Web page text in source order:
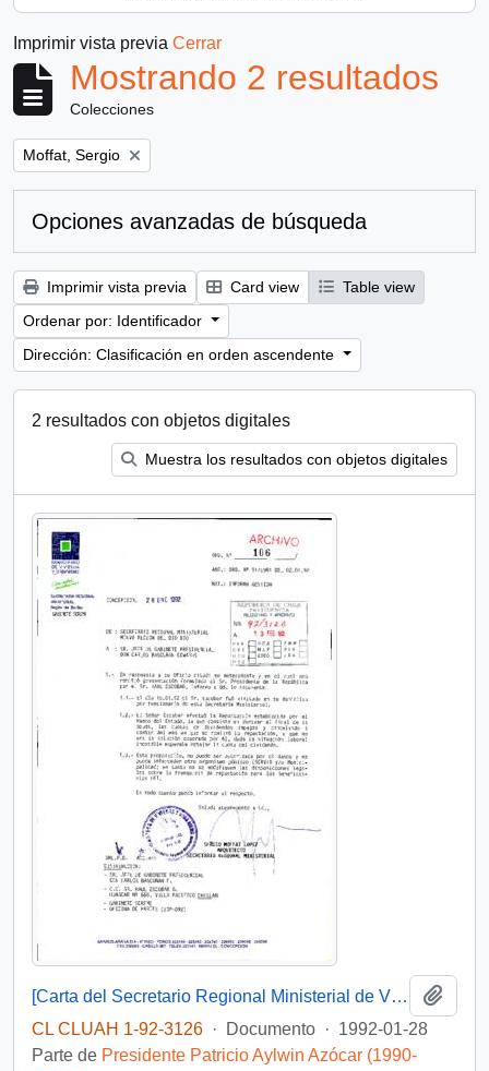
Imprimir vista previa Cerrar
Mostrando 2 resultados
Colecciones
Remove filter:
Moffat, Sergio
Opciones avanzadas de búsqueda
Imprimir vista previa Card view
Table view
Ordenar por: Identificador
Dirección: Clasificación en orden ascendente
2 resultados con objetos digitales
Muestra los resultados con objetos digitales
[Carta del Secretario Regional Ministerial de Vivienda y Urbanismo dirigida al Jefe de Gabinete Presidencial, referente a informe de gestión]
CL CLUAH 1-92-3126 · Documento · 1992-01-28
Parte de Presidente Patricio Aylwin Azócar (1990-